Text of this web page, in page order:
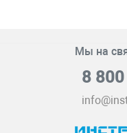
Мы на
8